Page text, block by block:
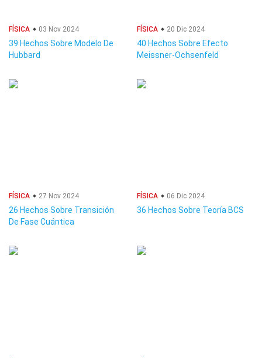
FÍSICA 03 Nov 2024
39 Hechos Sobre Modelo De
Hubbard
FÍSICA 20 Dic 2024
40 Hechos Sobre Efecto
Meissner-Ochsenfeld
FÍSICA 27 Nov 2024
26 Hechos Sobre Transición
De Fase Cuántica
FÍSICA 06 Dic 2024
36 Hechos Sobre Teoría BCS